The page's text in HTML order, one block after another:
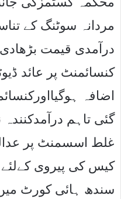
مردانہ سوٹنگ کے
درآمدی قیمت
کنسائمنٹ پر عائد
اضافہ
گئی تاہم
غلط اسسمنٹ پر
کیس کی پیروی کےلئے
سندھ ہائی کورٹ